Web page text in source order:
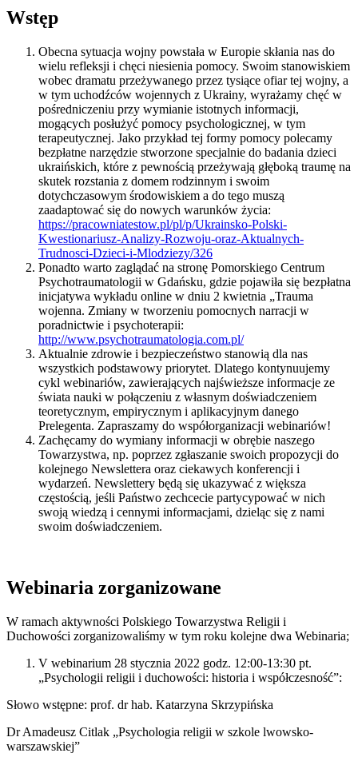
Wstęp
Obecna sytuacja wojny powstała w Europie skłania nas do
wielu refleksji i chęci niesienia pomocy. Swoim stanowiskiem
wobec dramatu przeżywanego przez tysiące ofiar tej wojny, a
w tym uchodźców wojennych z Ukrainy, wyrażamy chęć w
pośredniczeniu przy wymianie istotnych informacji,
mogących posłużyć pomocy psychologicznej, w tym
terapeutycznej. Jako przykład tej formy pomocy polecamy
bezpłatne narzędzie stworzone specjalnie do badania dzieci
ukraińskich, które z pewnością przeżywają głęboką traumę na
skutek rozstania z domem rodzinnym i swoim
dotychczasowym środowiskiem a do tego muszą
zaadaptować się do nowych warunków życia:
https://pracowniatestow.pl/pl/p/Ukrainsko-Polski-
Kwestionariusz-Analizy-Rozwoju-oraz-Aktualnych-
Trudnosci-Dzieci-i-Mlodziezy/326
Ponadto warto zaglądać na stronę Pomorskiego Centrum
Psychotraumatologii w Gdańsku, gdzie pojawiła się bezpłatna
inicjatywa wykładu online w dniu 2 kwietnia „Trauma
wojenna. Zmiany w tworzeniu pomocnych narracji w
poradnictwie i psychoterapii:
http://www.psychotraumatologia.com.pl/
Aktualnie zdrowie i bezpieczeństwo stanowią dla nas
wszystkich podstawowy priorytet. Dlatego kontynuujemy
cykl webinariów, zawierających najświeższe informacje ze
świata nauki w połączeniu z własnym doświadczeniem
teoretycznym, empirycznym i aplikacyjnym danego
Prelegenta. Zapraszamy do współorganizacji webinariów!
Zachęcamy do wymiany informacji w obrębie naszego
Towarzystwa, np. poprzez zgłaszanie swoich propozycji do
kolejnego Newslettera oraz ciekawych konferencji i
wydarzeń. Newslettery będą się ukazywać z większa
częstością, jeśli Państwo zechcecie partycypować w nich
swoją wiedzą i cennymi informacjami, dzieląc się z nami
swoim doświadczeniem.
Webinaria zorganizowane
W ramach aktywności Polskiego Towarzystwa Religii i
Duchowości zorganizowaliśmy w tym roku kolejne dwa Webinaria;
V webinarium 28 stycznia 2022 godz. 12:00-13:30 pt.
„Psychologii religii i duchowości: historia i współczesność”:
Słowo wstępne: prof. dr hab. Katarzyna Skrzypińska
Dr Amadeusz Citlak „Psychologia religii w szkole lwowsko-
warszawskiej”